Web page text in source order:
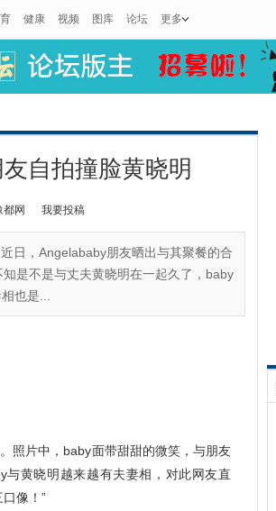
健康 视频 图库 论坛 更多
自拍撞脸黄晓明
都网 我要投稿
日，Angelababy朋友晒出与其聚餐的合
是不是与丈夫黄晓明在一起久了，baby
也是...
照片中，baby面带甜甜的微笑，与朋友
黄晓明越来越有夫妻相，对此网友直
像！”